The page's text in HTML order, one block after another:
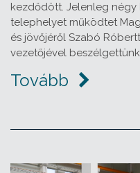
kezdődött. Jelenleg négy
telephelyet működtet
és jövőjéről Szabó
vezetőjével
Tovább